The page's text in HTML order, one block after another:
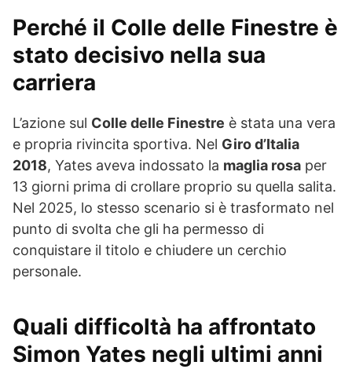
Perché il Colle delle Finestre è
stato decisivo nella sua
carriera
L’azione sul Colle delle Finestre è stata una vera
e propria rivincita sportiva. Nel Giro d’Italia
2018, Yates aveva indossato la maglia rosa per
13 giorni prima di crollare proprio su quella salita.
Nel 2025, lo stesso scenario si è trasformato nel
punto di svolta che gli ha permesso di
conquistare il titolo e chiudere un cerchio
personale.
Quali difficoltà ha affrontato
Simon Yates negli ultimi anni